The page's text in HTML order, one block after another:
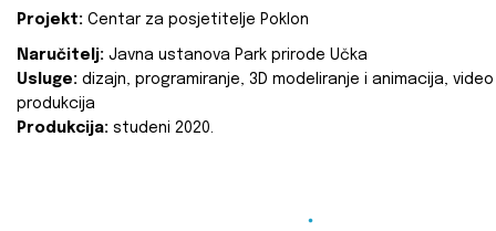
Projekt: Centar za posjetitelje Poklon
Naručitelj: Javna ustanova Park prirode Učka
Usluge: dizajn, programiranje, 3D modeliranje i animacija, video
produkcija
Produkcija: studeni 2020.